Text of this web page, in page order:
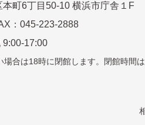
本町6丁⽬50-10 横浜市庁舎１F
：045-223-2888
17:00
合は18時に閉館します。 閉館時間は